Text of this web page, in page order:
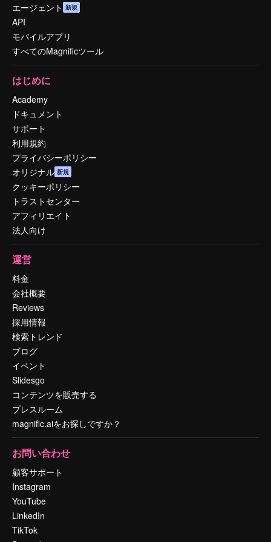
エージェント 新規
API
モバイルアプリ
すべてのMagnificツール
はじめに
Academy
ドキュメント
サポート
利用規約
プライバシーポリシー
オリジナル 新規
クッキーポリシー
トラストセンター
アフィリエイト
法人向け
運営
料金
会社概要
Reviews
採用情報
検索トレンド
ブログ
イベント
Slidesgo
コンテンツを販売する
プレスルーム
magnific.aiをお探しですか？
お問い合わせ
顧客サポート
Instagram
YouTube
LinkedIn
TikTok